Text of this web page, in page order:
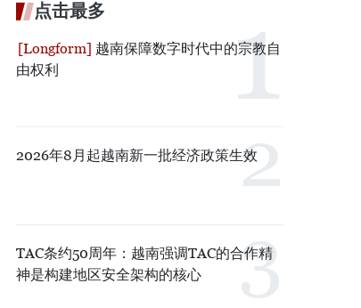
点击最多
越南保障数字时代中的宗教自
由权利
2026年8月起越南新一批经济政策生效
TAC条约50周年：越南强调TAC的合作精
神是构建地区安全架构的核心